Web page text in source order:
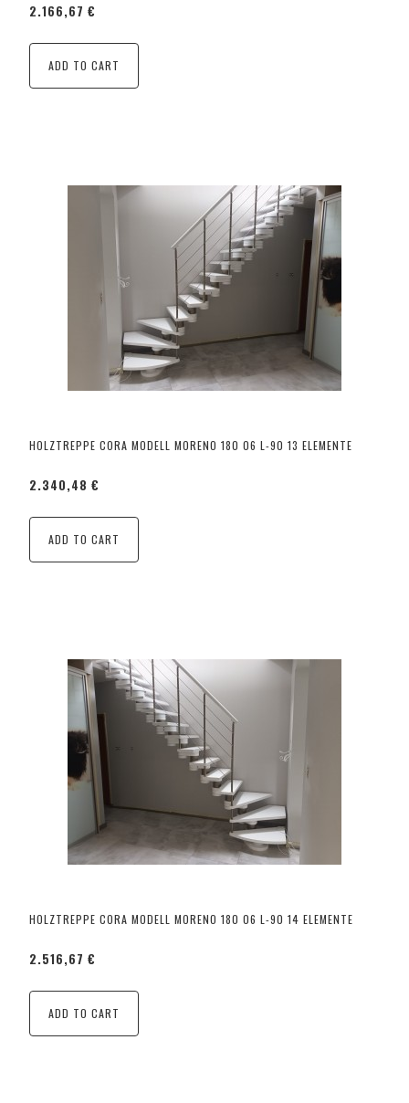
2.166,67 €
ADD TO CART
HOLZTREPPE CORA MODELL MORENO 180 06 L-90 13 ELEMENTE
2.340,48 €
ADD TO CART
HOLZTREPPE CORA MODELL MORENO 180 06 L-90 14 ELEMENTE
2.516,67 €
ADD TO CART